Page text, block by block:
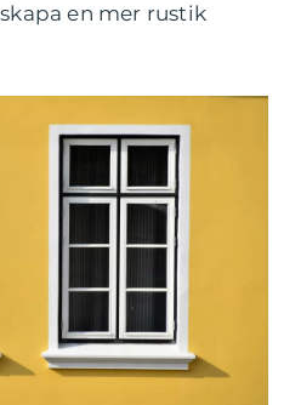
en mer rustik